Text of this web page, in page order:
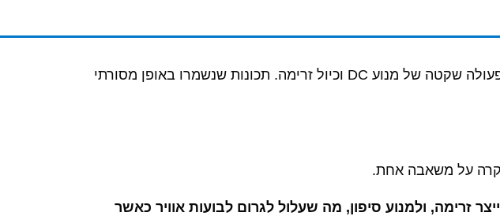
משאבות אקסיס הקומפקטיות והעוצמתיות מציעות שליטה מלאה, תכנות חכם אלחוטי, פעולה שקטה של ​​מנוע DC וכיול זרימה. תכונות שנשמרו באופן מסורתי
זרימה, ולמנוע סיפון, מה שעלול לגרום לבועות אוויר כאשר